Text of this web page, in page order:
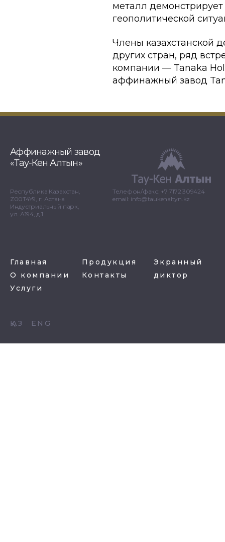
металл демонстрирует
геополитической
Члены казахстанской
других стран, ряд
компании — Tanaka
аффинажный завод
Аффинажный завод
«Тау-Кен Алтын»
Республика Казахстан,
Z00T4Y9, г. Астана
Индустриальный парк,
ул. А194, д.1
Телефон/факс: +7 7172 309424
email: info@taukenaltyn.kz
Главная
О компании
Услуги
Продукция
Контакты
Экранный
диктор
ҚАЗ ENG